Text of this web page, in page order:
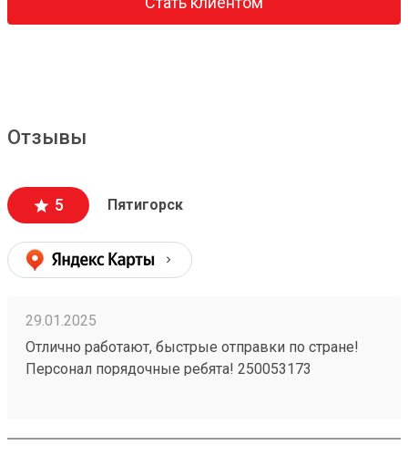
Отзывы
5 Пятигорск
29.01.2025
Отлично работают, быстрые отправки по стране!
Персонал порядочные ребята! 250053173